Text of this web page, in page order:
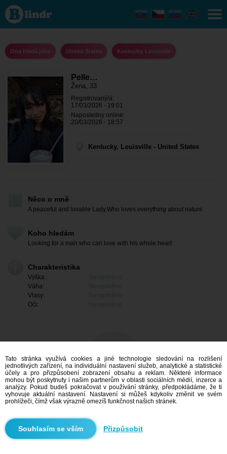
Pelle
Arthur -
Ona
hledá
Kentucky,
Louisville
Ona hledá jeho United States Kentucky, Louisville
Pelle…
Žena, 33
Registrovaný/á:
17/03/2026 - 19:01
Naposledny online:
20/03/2026 - 18:57
Kentucky, Louisville - United States
Něco o mně
A peaceful and lovable Lady,Who loves everything about nature
Koho hledám
Looking for a man who can love with his whole heart
Charakteristika
Výška:
Váha:
Vlasy:
Oči:
Mám zájem
Vyhledávání
Tato stránka využívá cookies a jiné technologie sledování na rozlišení
jednotlivých zařízení, na individuální nastavení služeb, analytické a statistické
účely a pro přizpůsobení zobrazení obsahu a reklam. Některé informace
mohou být poskytnuty i našim partnerům v oblasti sociálních médií, inzerce a
analýzy. Pokud budeš pokračovat v používání stránky, předpokládáme, že ti
vyhovuje aktuální nastavení. Nastavení si můžeš kdykoliv změnit ve svém
prohlížeči, čímž však výrazně omezíš funkčnost našich stránek.
Přizpůsobit